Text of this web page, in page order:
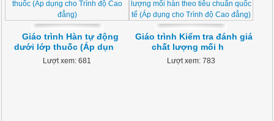
Giáo trình Hàn tự động
dưới lớp thuốc (Áp dụn
Lượt xem: 681
Giáo trình Kiểm tra đánh giá
chất lượng mối h
Lượt xem: 783